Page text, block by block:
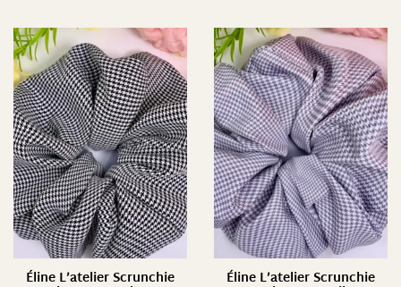
Éline L’atelier Scrunchie Éline L’atelier Scrunchie